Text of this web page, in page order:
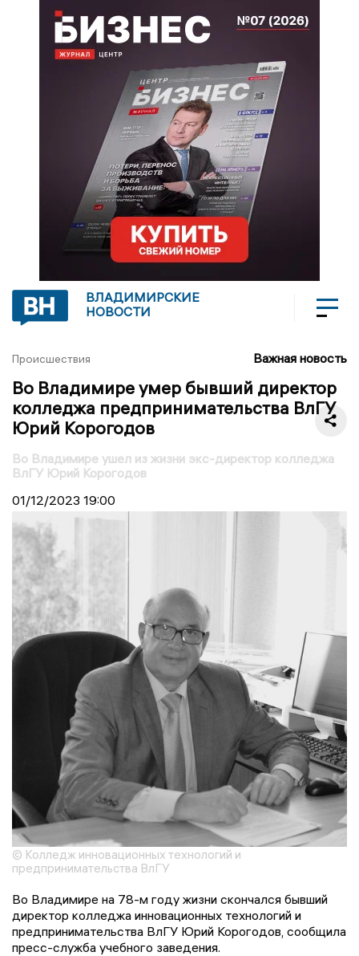
ВЛАДИМИРСКИЕ
НОВОСТИ
Происшествия Важная новость
Во Владимире умер бывший директор
колледжа предпринимательства ВлГУ
Юрий Корогодов
Во Владимире ушел из жизни экс-директор колледжа
ВлГУ Юрий Корогодов
01/12/2023 19:00
© Колледж инновационных технологий и
предпринимательства ВлГУ
Во Владимире на 78-м году жизни скончался бывший
директор колледжа инновационных технологий и
предпринимательства ВлГУ Юрий Корогодов, сообщила
пресс-служба учебного заведения.